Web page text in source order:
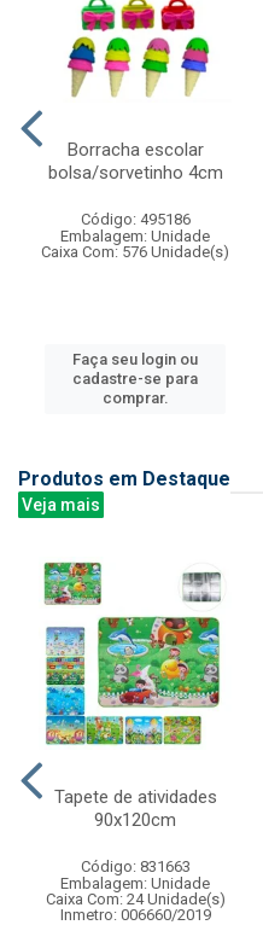
Borracha escolar
bolsa/sorvetinho 4cm
Código: 495186
Embalagem: Unidade
Caixa Com: 576 Unidade(s)
Faça seu login ou
cadastre-se para
comprar.
Produtos em Destaque
Veja mais
Tapete de atividades
90x120cm
Código: 831663
Embalagem: Unidade
Caixa Com: 24 Unidade(s)
Inmetro: 006660/2019